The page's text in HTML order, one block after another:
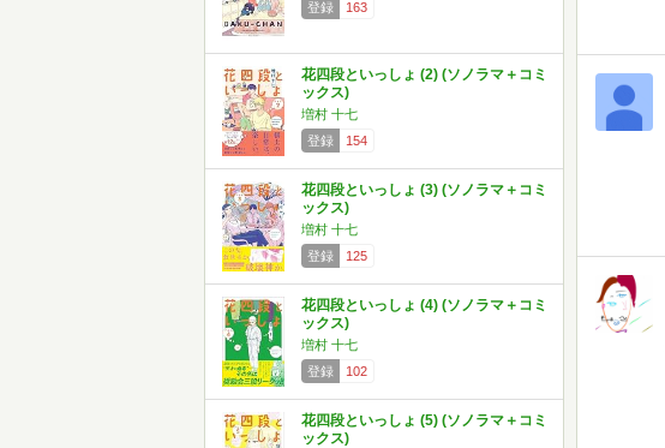
登録
163
花四段といっしょ (2) (ソノラマ＋コミ
ックス)
増村 十七
登録
154
花四段といっしょ (3) (ソノラマ＋コミ
ックス)
増村 十七
登録
125
花四段といっしょ (4) (ソノラマ＋コミ
ックス)
増村 十七
登録
102
花四段といっしょ (5) (ソノラマ＋コミ
ックス)